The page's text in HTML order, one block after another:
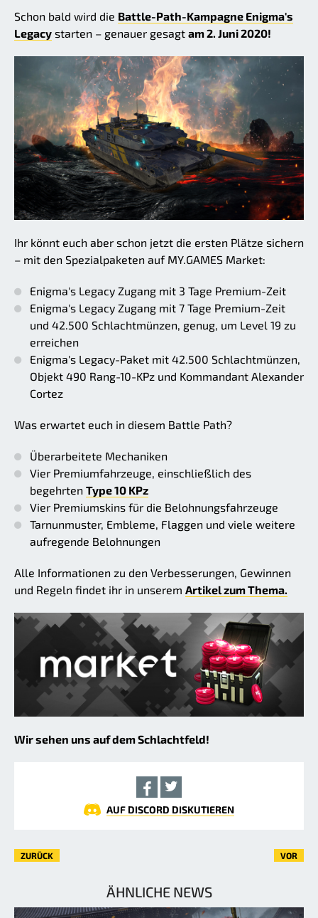
Schon bald wird die Battle-Path-Kampagne Enigma's
Legacy starten – genauer gesagt am 2. Juni 2020!
Ihr könnt euch aber schon jetzt die ersten Plätze sichern
– mit den Spezialpaketen auf MY.GAMES Market:
Enigma's Legacy Zugang mit 3 Tage Premium-Zeit
Enigma's Legacy Zugang mit 7 Tage Premium-Zeit
und 42.500 Schlachtmünzen, genug, um Level 19 zu
erreichen
Enigma's Legacy-Paket mit 42.500 Schlachtmünzen,
Objekt 490 Rang-10-KPz und Kommandant Alexander
Cortez
Was erwartet euch in diesem Battle Path?
Überarbeitete Mechaniken
Vier Premiumfahrzeuge, einschließlich des
begehrten Type 10 KPz
Vier Premiumskins für die Belohnungsfahrzeuge
Tarnunmuster, Embleme, Flaggen und viele weitere
aufregende Belohnungen
Alle Informationen zu den Verbesserungen, Gewinnen
und Regeln findet ihr in unserem Artikel zum Thema.
Wir sehen uns auf dem Schlachtfeld!
AUF DISCORD DISKUTIEREN
ZURÜCK VOR
ÄHNLICHE NEWS